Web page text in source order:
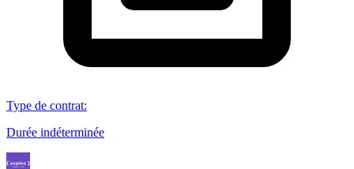
Type de contrat:
Durée indéterminée